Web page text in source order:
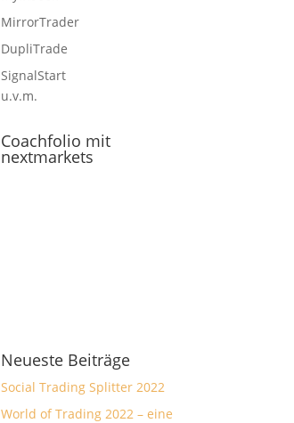
MirrorTrader
DupliTrade
SignalStart
u.v.m.
Coachfolio mit
nextmarkets
Neueste Beiträge
Social Trading Splitter 2022
World of Trading 2022 – eine